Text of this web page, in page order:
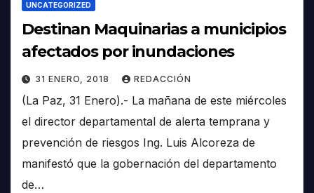
UNCATEGORIZED
Destinan Maquinarias a municipios
afectados por inundaciones
31 ENERO, 2018 REDACCIÓN
(La Paz, 31 Enero).- La mañana de este miércoles
el director departamental de alerta temprana y
prevención de riesgos Ing. Luis Alcoreza de
manifestó que la gobernación del departamento
de…